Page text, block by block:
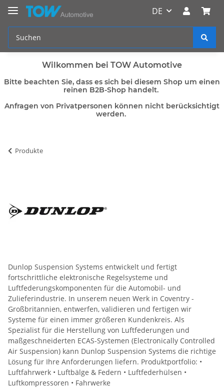
DE
Wilkommen bei TOW Automotive
Bitte beachten Sie, dass es sich bei diesem Shop um einen
reinen B2B-Shop handelt.
Anfragen von Privatpersonen können nicht berücksichtigt
werden.
Produkte
Dunlop Suspension Systems entwickelt und fertigt
fortschrittliche elektronische Regelsysteme und
Luftfederungskomponenten für die Automobil- und
Zulieferindustrie. In unserem neuen Werk in Coventry -
Großbritannien, entwerfen, validieren und fertigen wir
Systeme für einen immer größeren Kundenkreis. Als
Spezialist für die Herstellung von Luftfederungen und
maßgeschneiderten ECAS-Systemen (Electronically Controlled
Air Suspension) kann Dunlop Suspension Systems die richtige
Lösung für Ihre Anforderungen liefern. Produktportfolio: •
Luftfahrwerk • Luftbälge & Federn • Luftfederhülsen •
Luftkompressoren • Fahrwerke